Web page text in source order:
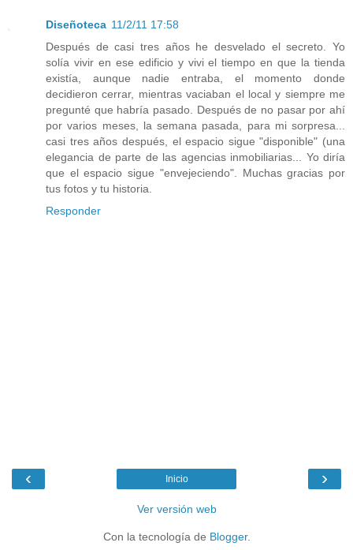
Diseñoteca 11/2/11 17:58
Después de casi tres años he desvelado el secreto. Yo
solía vivir en ese edificio y vivi el tiempo en que la tienda
existía, aunque nadie entraba, el momento donde
decidieron cerrar, mientras vaciaban el local y siempre me
pregunté que habría pasado. Después de no pasar por ahí
por varios meses, la semana pasada, para mi sorpresa...
casi tres años después, el espacio sigue "disponible" (una
elegancia de parte de las agencias inmobiliarias... Yo diría
que el espacio sigue "envejeciendo". Muchas gracias por
tus fotos y tu historia.
Responder
‹ ›
Inicio
Ver versión web
Con la tecnología de Blogger.